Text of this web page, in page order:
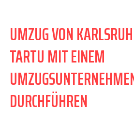
UMZUG VON
TARTU MIT EINEM
DURCHFÜHREN